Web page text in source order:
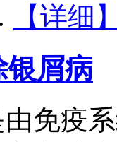
【详细】
银屑病
免疫